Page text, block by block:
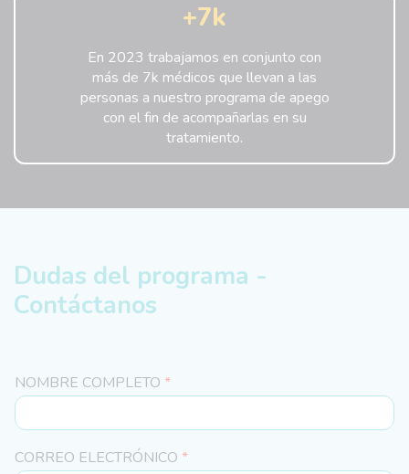
+7k
En 2023 trabajamos en conjunto con
más de 7k médicos que llevan a las
personas a nuestro programa de apego
con el fin de acompañarlas en su
tratamiento.
Dudas del programa -
Contáctanos
NOMBRE COMPLETO *
CORREO ELECTRÓNICO *